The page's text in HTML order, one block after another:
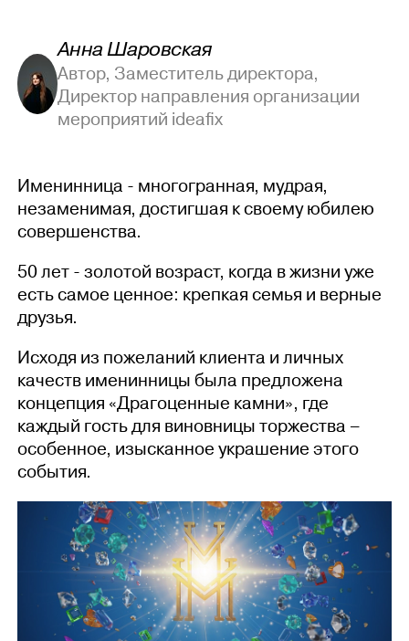
Анна Шаровская
Автор, Заместитель директора,
Директор направления организации
мероприятий ideafix
Именинница - многогранная, мудрая,
незаменимая, достигшая к своему юбилею
совершенства.
50 лет - золотой возраст, когда в жизни уже
есть самое ценное: крепкая семья и верные
друзья.
Исходя из пожеланий клиента и личных
качеств именинницы была предложена
концепция «Драгоценные камни», где
каждый гость для виновницы торжества –
особенное, изысканное украшение этого
события.